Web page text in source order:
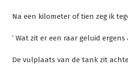
Na een kilometer of tien zeg ik
‘ Wat zit er een raar geluid ergens
De vulplaats van de tank zit